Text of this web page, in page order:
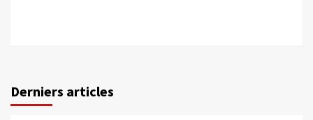
Derniers articles